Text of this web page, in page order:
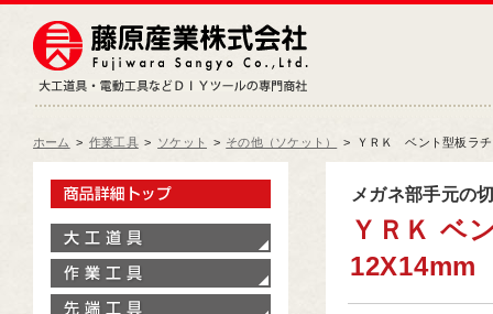
ホーム > 作業工具 > ソケット > その他（ソケット） > ＹＲＫ ベント型板ラ
メガネ部手元の
ＹＲＫ ベ
12X14mm
製品情報トップ